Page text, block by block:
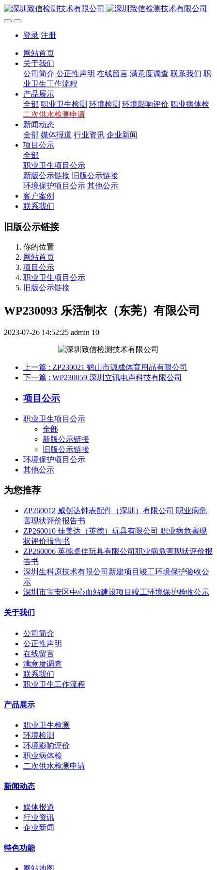
登录 注册
网站首页
关于我们
公司简介 公正性声明 在线留言 满意度调查 联系我们 职
业卫生工作流程
产品展示
全部 职业卫生检测 环境检测 环境影响评价 职业病体检
二次供水检测申请
新闻动态
全部 媒体报道 行业资讯 企业新闻
项目公示
全部
职业卫生项目公示
新版公示链接
旧版公示链接
环境保护项目公示 其他公示
客户案例
联系我们
旧版公示链接
你的位置
网站首页
项目公示
职业卫生项目公示
旧版公示链接
WP230093 乐活制衣（东莞）有限公司
2023-07-26 14:52:25 admin 10
上一篇 : ZP230021 鹤山市源成体育用品有限公司
下一篇 : WP230059 深圳立讯电声科技有限公司
项目公示
职业卫生项目公示
全部
新版公示链接
旧版公示链接
环境保护项目公示
其他公示
为您推荐
ZP260012 威创达钟表配件（深圳）有限公司 职业病危
害现状评价报告书
ZP260010 佳美达（英德）玩具有限公司 职业病危害现
状评价报告书
ZP260006 英德卓佳玩具有限公司职业病危害现状评价报
告书
深圳生科原技术有限公司新建项目竣工环境保护验收公
示
深圳市宝安区中心血站建设项目竣工环境保护验收公示
关于我们
公司简介
公正性声明
在线留言
满意度调查
联系我们
职业卫生工作流程
产品展示
职业卫生检测
环境检测
环境影响评价
职业病体检
二次供水检测申请
新闻动态
媒体报道
行业资讯
企业新闻
特色功能